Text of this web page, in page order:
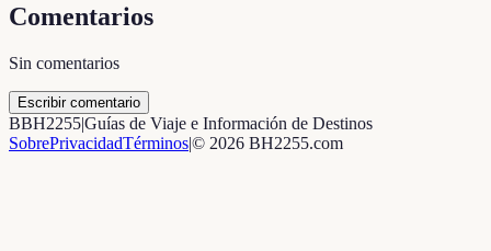
Comentarios
Sin comentarios
Escribir comentario
BBH2255|Guías de Viaje e Información de Destinos
SobrePrivacidadTérminos|© 2026 BH2255.com